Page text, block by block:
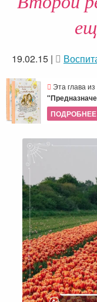
19.02.15 |
Эта глава из
ПОДРОБНЕЕ